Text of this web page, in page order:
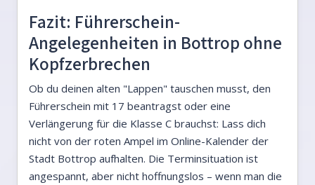
Fazit: Führerschein-
Angelegenheiten in Bottrop ohne
Kopfzerbrechen
Ob du deinen alten "Lappen" tauschen musst, den
Führerschein mit 17 beantragst oder eine
Verlängerung für die Klasse C brauchst: Lass dich
nicht von der roten Ampel im Online-Kalender der
Stadt Bottrop aufhalten. Die Terminsituation ist
angespannt, aber nicht hoffnungslos – wenn man die